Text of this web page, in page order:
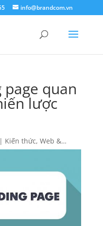
info@brandcom.vn
page quan
lược
Kiến thức, Web &